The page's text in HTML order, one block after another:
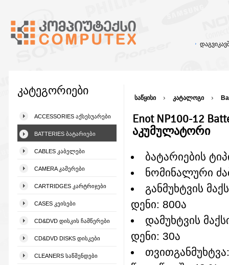
კატეგორიები
ACCESSORIES ᲐᲥᲡᲔᲡᲣᲐᲠᲔᲑᲘ
BATTERIES ᲑᲐᲢᲐᲠᲘᲔᲑᲘ
CABLES ᲙᲐᲑᲔᲚᲔᲑᲘ
CAMERA ᲙᲐᲛᲔᲠᲔᲑᲘ
CARTRIDGES ᲙᲐᲠᲢᲠᲘᲯᲔᲑᲘ
CASES ᲙᲔᲘᲡᲔᲑᲘ
CD&DVD ᲓᲘᲡᲙᲘᲡ ᲩᲐᲛᲬᲔᲠᲔᲑᲘ
CD&DVD DISKS ᲓᲘᲡᲙᲔᲑᲘ
CLEANERS ᲡᲐᲬᲛᲔᲜᲓᲔᲑᲘ
საწყისი კატალოგი
Enot NP100-12
აკუმულატორი
ბატარიების
ნომინალური
განმუხტვის
დენი: 800ა
დამუხტვის
დენი: 30ა